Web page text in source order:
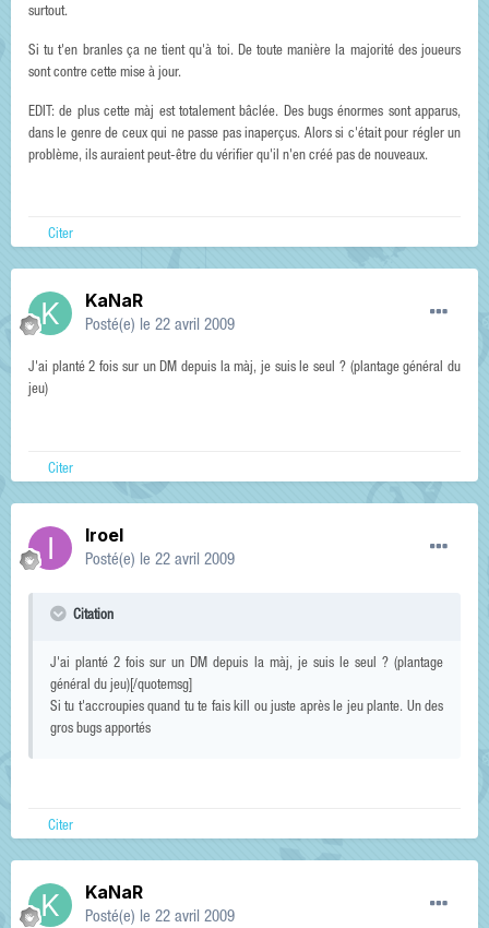
surtout.
Si tu t'en branles ça ne tient qu'à toi. De toute manière la majorité des joueurs
sont contre cette mise à jour.
EDIT: de plus cette màj est totalement bâclée. Des bugs énormes sont apparus,
dans le genre de ceux qui ne passe pas inaperçus. Alors si c'était pour régler un
problème, ils auraient peut-être du vérifier qu'il n'en créé pas de nouveaux.
Citer
KaNaR
Posté(e) le 22 avril 2009
J'ai planté 2 fois sur un DM depuis la màj, je suis le seul ? (plantage général du
jeu)
Citer
Iroel
Posté(e) le 22 avril 2009
Citation
J'ai planté 2 fois sur un DM depuis la màj, je suis le seul ? (plantage
général du jeu)[/quotemsg]
Si tu t'accroupies quand tu te fais kill ou juste après le jeu plante. Un des
gros bugs apportés
Citer
KaNaR
Posté(e) le 22 avril 2009